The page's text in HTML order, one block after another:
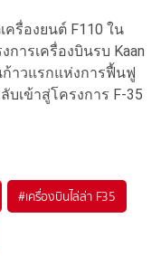
รื่องยนต์ F110 ใน
ารเครื่องบินรบ Kaan
ก้าวแรกแห่งการฟื้นฟู
เข้าสู่โครงการ F-35
#เครื่องบินไล่ล่า F35